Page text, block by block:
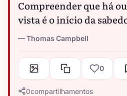
Compreender que há
vista é o início da
Thomas Campbell
0
0compartilhamentos